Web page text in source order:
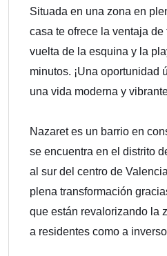
Situada en una zona en
casa te ofrece la ventaja de
vuelta de la esquina y la
minutos. ¡Una oportunidad
una vida moderna y
Nazaret es un barrio en
se encuentra en el distrito
al sur del centro de
plena transformación
que están revalorizando la
a residentes como a